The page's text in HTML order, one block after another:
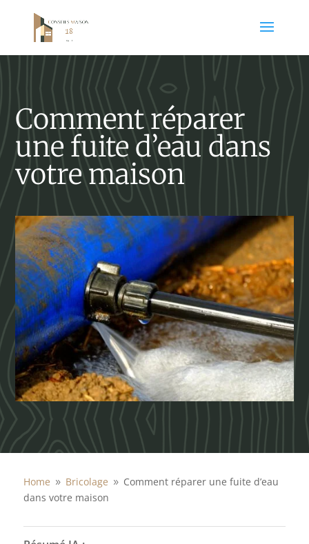
Comment réparer
une fuite d’eau dans
votre maison
Home 9 Bricolage 9 Comment réparer une fuite d’eau
dans votre maison